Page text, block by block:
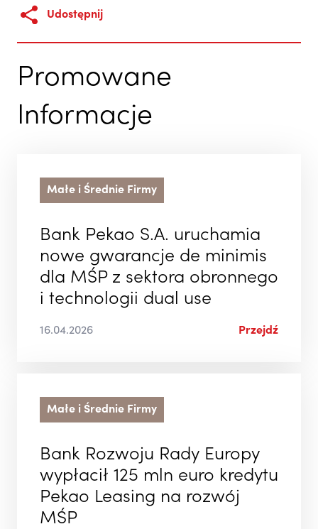
Udostępnij
Promowane
Informacje
Małe i Średnie Firmy
Bank Pekao S.A. uruchamia
nowe gwarancje de minimis
dla MŚP z sektora obronnego
i technologii dual use
16.04.2026 Przejdź
Małe i Średnie Firmy
Bank Rozwoju Rady Europy
wypłacił 125 mln euro kredytu
Pekao Leasing na rozwój
MŚP